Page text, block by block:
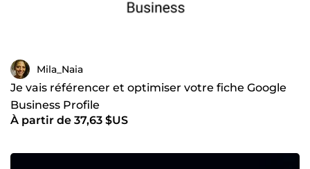
Mila_Naia
Je vais référencer et optimiser votre fiche Google
Business Profile
À partir de 37,63 $US